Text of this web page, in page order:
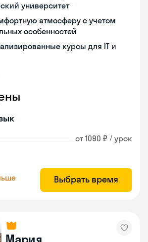
университет
атмосферу с учетом
особенностей
курсы для IT и
от 1090 ₽ / урок
Выбрать время
Мария